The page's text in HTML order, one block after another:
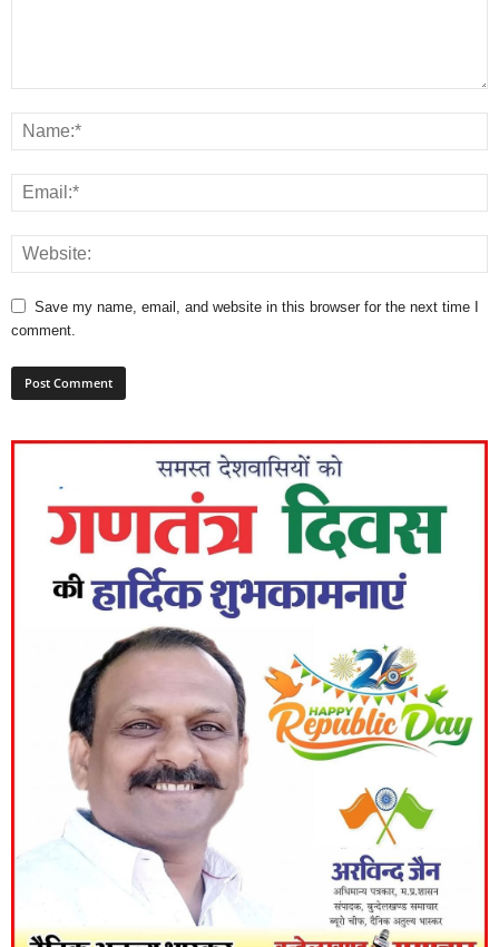
Save my name, email, and website in this browser for the next time I
comment.